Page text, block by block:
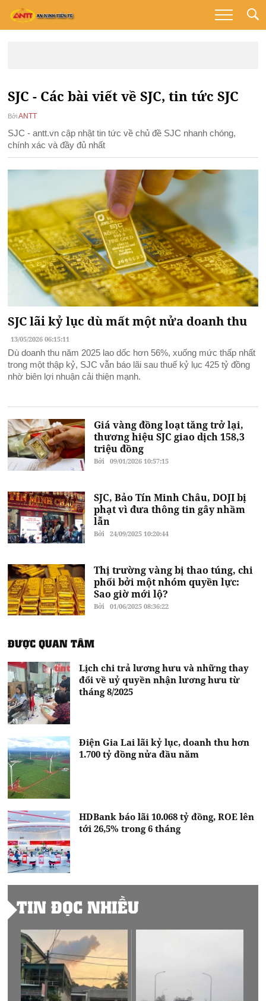
SJC - Các bài viết về SJC, tin tức SJC
Bởi ANTT
SJC - antt.vn cập nhật tin tức về chủ đề SJC nhanh chóng,
chính xác và đầy đủ nhất
SJC lãi kỷ lục dù mất một nửa doanh thu
13/05/2026 06:15:11
Dù doanh thu năm 2025 lao dốc hơn 56%, xuống mức thấp nhất
trong một thập kỷ, SJC vẫn báo lãi sau thuế kỷ lục 425 tỷ đồng
nhờ biên lợi nhuận cải thiện mạnh.
Giá vàng đồng loạt tăng trở lại,
thương hiệu SJC giao dịch 158,3
triệu đồng
Bởi 09/01/2026 10:57:15
SJC, Bảo Tín Minh Châu, DOJI bị
phạt vì đưa thông tin gây nhầm
lẫn
Bởi 24/09/2025 10:20:44
Thị trường vàng bị thao túng, chi
phối bởi một nhóm quyền lực:
Sao giờ mới lộ?
Bởi 01/06/2025 08:36:22
ĐƯỢC QUAN TÂM
Lịch chi trả lương hưu và những thay
đổi về uỷ quyền nhận lương hưu từ
tháng 8/2025
Điện Gia Lai lãi kỷ lục, doanh thu hơn
1.700 tỷ đồng nửa đầu năm
HDBank báo lãi 10.068 tỷ đồng, ROE lên
tới 26,5% trong 6 tháng
TIN ĐỌC NHIỀU